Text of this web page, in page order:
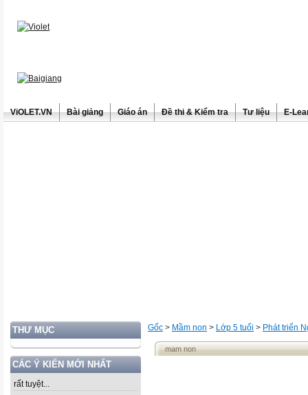
ViOLET.VN Bài giảng Giáo án Đề thi & Kiểm tra Tư liệu E-
THƯ MỤC
CÁC Ý KIẾN MỚI NHẤT
rất tuyệt...
Gốc > Mầm non > Lớp 5 tuổi > Phát triển
mam non